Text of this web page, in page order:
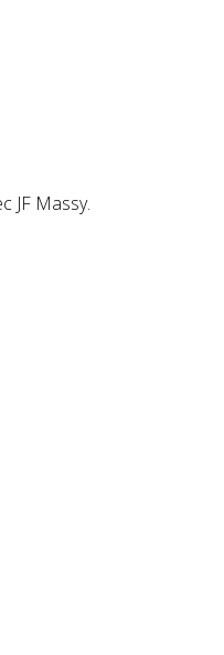
JF Massy.